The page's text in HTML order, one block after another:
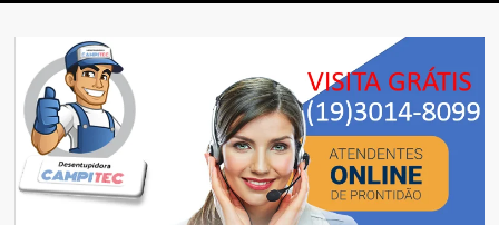
to
content
Desentupidora
Desentupidora
em
Campinas
Preço